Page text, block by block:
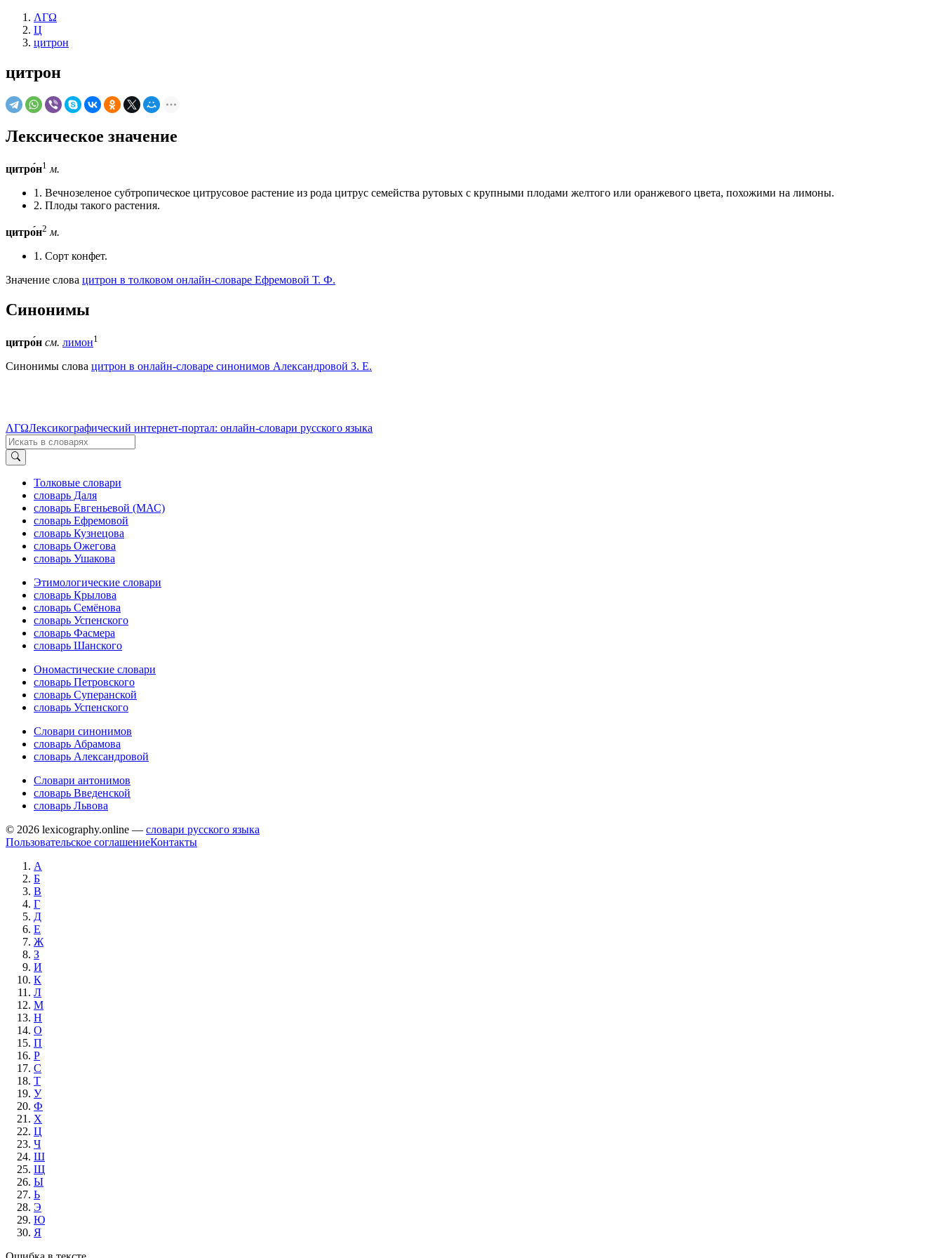
ΛΓΩ
Ц
цитрон
цитрон
Лексическое значение
цитро́н1 м.
1. Вечнозеленое субтропическое цитрусовое растение из рода цитрус семейства рутовых с крупными плодами желтого или оранжевого цвета, похожими на лимоны.
2. Плоды такого растения.
цитро́н2 м.
1. Сорт конфет.
Значение слова цитрон в толковом онлайн-словаре Ефремовой Т. Ф.
Синонимы
цитро́н см. лимон1
Синонимы слова цитрон в онлайн-словаре синонимов Александровой З. Е.
ΛΓΩЛексикографический интернет-портал: онлайн-словари русского языка
Толковые словари
словарь Даля
словарь Евгеньевой (МАС)
словарь Ефремовой
словарь Кузнецова
словарь Ожегова
словарь Ушакова
Этимологические словари
словарь Крылова
словарь Семёнова
словарь Успенского
словарь Фасмера
словарь Шанского
Ономастические словари
словарь Петровского
словарь Суперанской
словарь Успенского
Словари синонимов
словарь Абрамова
словарь Александровой
Словари антонимов
словарь Введенской
словарь Львова
© 2026 lexicography.online — словари русского языка
Пользовательское соглашениеКонтакты
А
Б
В
Г
Д
Е
Ж
З
И
К
Л
М
Н
О
П
Р
С
Т
У
Ф
Х
Ц
Ч
Ш
Щ
Ы
Ь
Э
Ю
Я